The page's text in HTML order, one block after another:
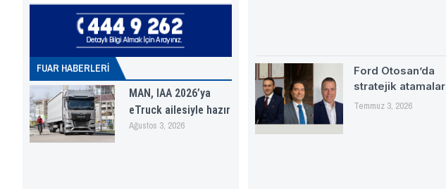
FUAR HABERLERI
MAN, IAA 2026’ya
eTruck ailesiyle hazır
Ağustos 3, 2026
Ford Otosan’da
stratejik atamalar
Temmuz 3, 2026